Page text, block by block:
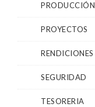
PRODUCCIÓN
PROYECTOS
RENDICIONES
SEGURIDAD
TESORERIA